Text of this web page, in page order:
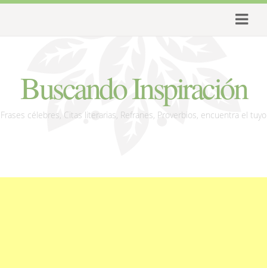
Buscando Inspiración
Frases célebres, Citas literarias, Refranes, Proverbios, encuentra el tuyo